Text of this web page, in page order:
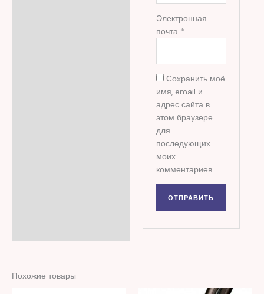
Электронная
почта *
Сохранить моё
имя, email и
адрес сайта в
этом браузере
для
последующих
моих
комментариев.
Похожие товары